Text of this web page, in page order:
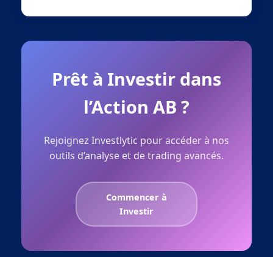
Prêt à Investir dans
l’Action AB ?
Rejoignez Investlytic pour accéder à nos
outils d’analyse et de trading avancés.
Commencer à
Investir